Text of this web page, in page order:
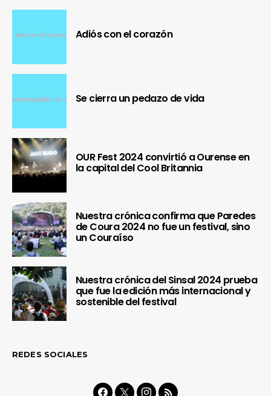
Adiós con el corazón
Se cierra un pedazo de vida
OUR Fest 2024 convirtió a Ourense en
la capital del Cool Britannia
Nuestra crónica confirma que Paredes
de Coura 2024 no fue un festival, sino
un Couraíso
Nuestra crónica del Sinsal 2024 prueba
que fue la edición más internacional y
sostenible del festival
REDES SOCIALES